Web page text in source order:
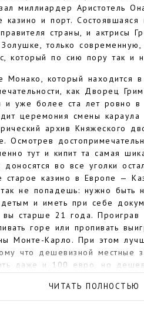
миллиардер Аристотель
казино и порт.
страны, и актрисы
только
который по сию пору так и
Монако, который находится в
как Дворец
и уже более ста лет ровно
церемония смены
архив Княжеского
Осмотрев
тут и кипит та самая
во все уголки
старое казино в Европе —
так не попадешь: нужно быть
и иметь при себе
вы старше 21 года. Проиграв
горе или пропивать
Монте-Карло. При этом
что дешевизной местные
даже и 100 евро, но
кухня здесь в основном
и деловой районы
ЧИТАТЬ ПОЛНОСТЬЮ